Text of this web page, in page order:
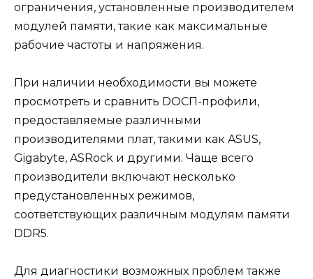
ограничения, установленные производителем
модулей памяти, такие как максимальные
рабочие частоты и напряжения.
При наличии необходимости вы можете
просмотреть и сравнить DOCП-профили,
предоставляемые различными
производителями плат, такими как ASUS,
Gigabyte, ASRock и другими. Чаще всего
производители включают несколько
предустановленных режимов,
соответствующих различным модулям памяти
DDR5.
Для диагностики возможных проблем также